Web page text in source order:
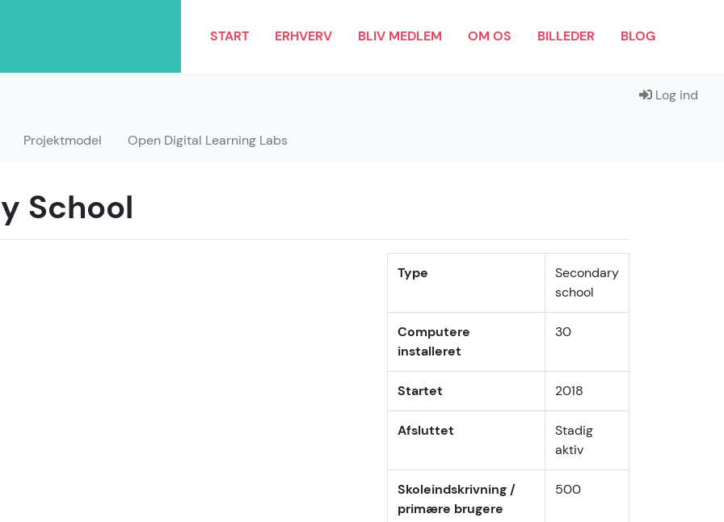
START ERHVERV BLIV MEDLEM OM OS BILLEDER BLOG
Log ind
Projektmodel Open Digital Learning Labs
School
Type
Secondary
school
Computere
installeret
30
Startet 2018
Afsluttet
Stadig
aktiv
Skoleindskrivning /
primære brugere
500